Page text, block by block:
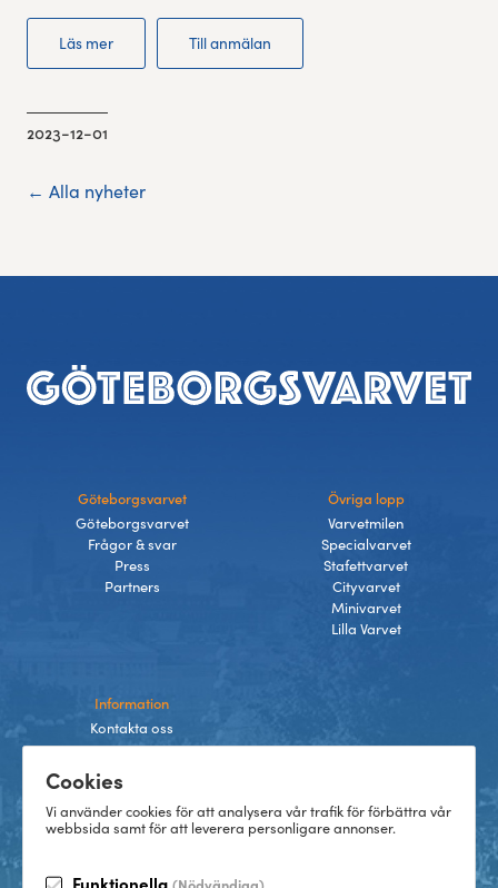
Cookies
Vi använder cookies för att analysera vår trafik för förbättra vår
webbsida samt för att leverera personligare annonser.
Funktionella
Läs mer Till anmälan
2023-12-01
← Alla nyheter
Sidfot
Göteborgsvarvet
Göteborgsvarvet
Frågor & svar
Press
Partners
Övriga lopp
Varvetmilen
Specialvarvet
Stafettvarvet
Cityvarvet
Minivarvet
Lilla Varvet
Information
Kontakta oss
Villkor
Cookies